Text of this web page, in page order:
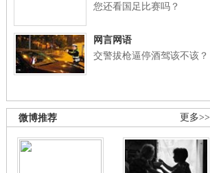
您还看国足比赛吗？
网言网语
交警拔枪逼停酒驾该不该？
更多>>
微博推荐